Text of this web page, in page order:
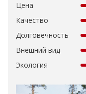
Цена
Качество
Долговечность
Внешний вид
Экология